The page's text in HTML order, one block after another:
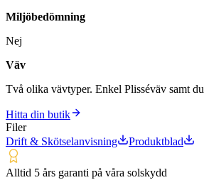
Miljöbedömning
Nej
Väv
Två olika vävtyper. Enkel Plisséväv samt
Hitta din butik
Filer
Drift & Skötselanvisning
Produktblad
Alltid 5 års garanti på våra solskydd